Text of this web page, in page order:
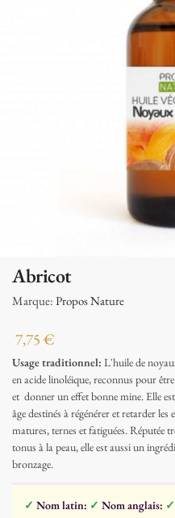
Abricot
Marque: Propos Nature
7,75€
Usage traditionnel: L'huile de
en acide linoléique, reconnus pour
et donner un effet bonne mine. Elle
âge destinés à régénérer et retarder
matures, ternes et fatiguées. Réputée
tonus à la peau, elle est aussi un
bronzage.
✓ Nom latin: ✓ Nom anglais: ✓